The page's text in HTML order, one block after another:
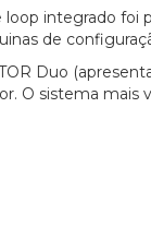
integrado foi
de
Duo
O sistema mais